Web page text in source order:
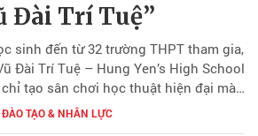
Đài Trí Tuệ”
sinh đến từ 32 trường THPT tham gia,
Đài Trí Tuệ – Hung Yen’s High School
chỉ tạo sân chơi học thuật hiện đại mà
tinh thần học tiếng Anh ứng dụng,
động trong học sinh Hưng Yên.
ĐÀO TẠO & NHÂN LỰC